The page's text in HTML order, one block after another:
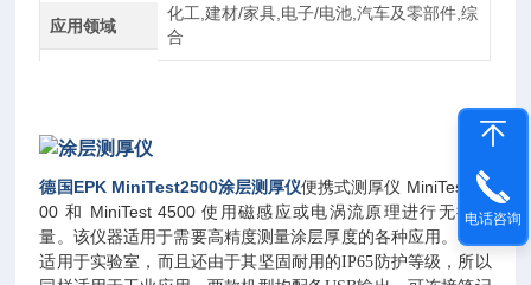
应用领域
化工,建材/家具,电子/电池,汽车及零部件,综
合
德国EPK MiniTest2500涂层测厚仪便携式测厚仪 MiniTest 25
00 和 MiniTest 4500 使用磁感应或电涡流原理进行无损测
量。该仪器适用于需要高精度测量涂层厚度的各种应用。不仅
适用于实验室，而且还由于其坚固耐用的IP65 防护等级，所以
电话咨询